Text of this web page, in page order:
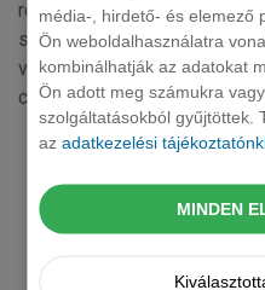
média-, hirdető- és elemező
Ön weboldalhasználatra
kombinálhatják az adatokat
Ön adott meg számukra
szolgáltatásokból gyűjtöttek.
azadatkezelési
MINDEN
rem eos numquam in aut et
sed. Molestiae dolore est et
voluptas. Possimus
culpa atque.
Kérjen tőlünk